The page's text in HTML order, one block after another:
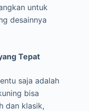
untuk
desainnya
Tepat
saja adalah
bisa
dan klasik,